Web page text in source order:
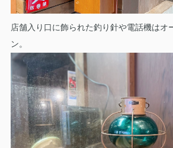
店舗入り口に飾られた釣り針や電話機はオ
ン。